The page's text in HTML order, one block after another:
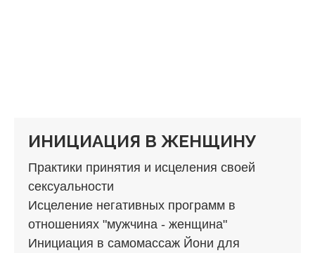
ИНИЦИАЦИЯ В ЖЕНЩИНУ
Практики принятия и исцеления своей
сексуальности
Исцеление негативных программ в
отношениях "мужчина - женщина"
Инициация в самомассаж Йони для